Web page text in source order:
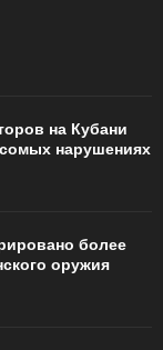
на Кубани
нарушениях
более
оружия